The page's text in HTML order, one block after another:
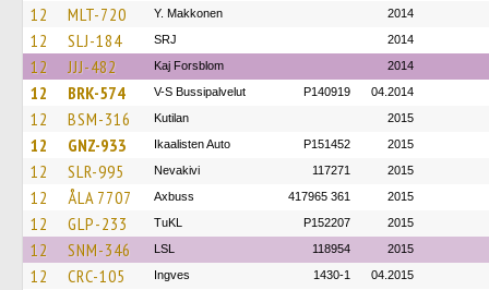
12 MLT-720 Y. Makkonen 2014
12 SLJ-184 SRJ 2014
12 JJJ-482 Kaj Forsblom 2014
12 BRK-574 V-S Bussipalvelut P140919 04.2014
12 BSM-316 Kutilan 2015
12 GNZ-933 Ikaalisten Auto P151452 2015
12 SLR-995 Nevakivi 117271 2015
12 ÅLA 7707 Axbuss 417965 361 2015
12 GLP-233 TuKL P152207 2015
12 SNM-346 LSL 118954 2015
12 CRC-105 Ingves 1430-1 04.2015